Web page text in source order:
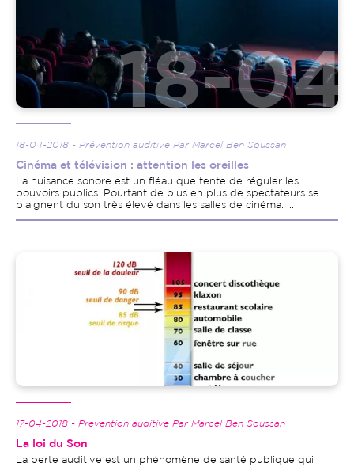
18-04-2018 - Prévention auditive Par Marcel Ben Soussan
Cinéma et télévision : attention les oreilles
La nuisance sonore est un fléau que tente de réguler les
pouvoirs publics. Pourtant de plus en plus de spectateurs se
plaignent du son très élevé dans les salles de cinéma. ...
17-04-2018 - Prévention auditive Par Marcel Ben Soussan
La loi du Son
La perte auditive est un phénomène de santé publique qui